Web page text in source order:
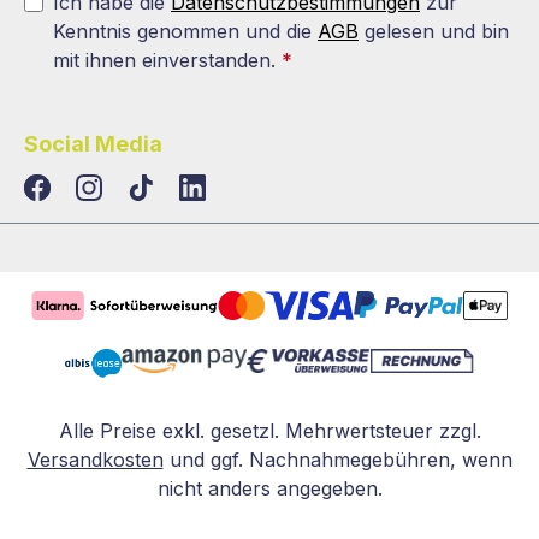
Kenntnis genommen und die AGB gelesen und bin
mit ihnen einverstanden. *
Social Media
TikTokLinkedIn
Alle Preise exkl. gesetzl. Mehrwertsteuer zzgl.
Versandkosten und ggf. Nachnahmegebühren, wenn
nicht anders angegeben.